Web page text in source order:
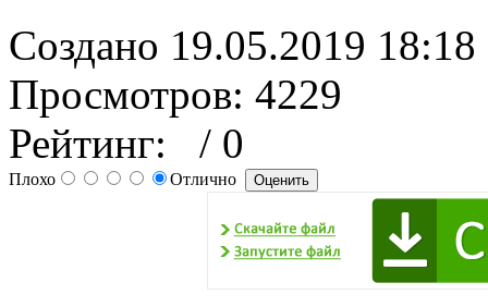
Создано 19.05.2019 18:18
Просмотров: 4229
Рейтинг:
/ 0
Плохо Отлично